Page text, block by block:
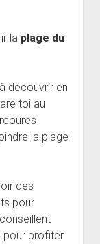
la plage du
découvrir en
toi au
la plage
des
pour
pour profiter